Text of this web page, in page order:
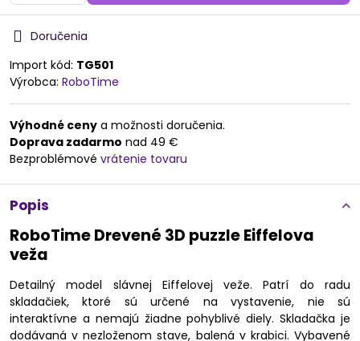
Doručenia
Import kód: TG501
Výrobca: RoboTime
Výhodné ceny a možnosti doručenia.
Doprava zadarmo nad 49 €
Bezproblémové vrátenie tovaru
Popis
RoboTime Drevené 3D puzzle Eiffelova
veža
Detailný model slávnej Eiffelovej veže. Patrí do radu
skladačiek, ktoré sú určené na vystavenie, nie sú
interaktívne a nemajú žiadne pohyblivé diely. Skladačka je
dodávaná v nezloženom stave, balená v krabici. Vybavené